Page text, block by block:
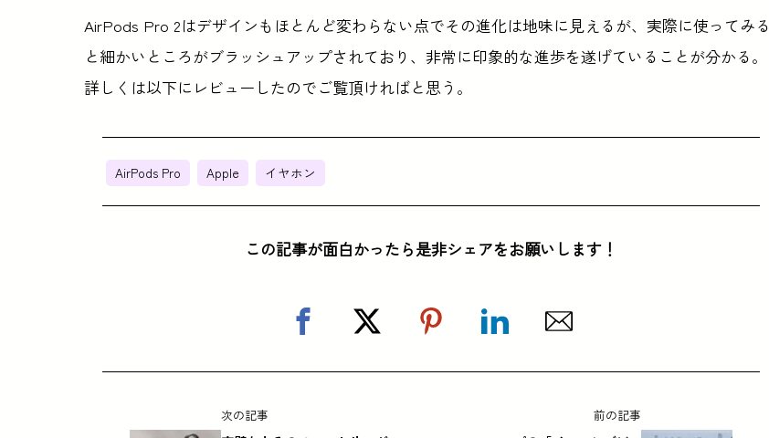
AirPods Pro 2はデザインもほとんど変わらない点でその進化は地味に見えるが、実際に使ってみる
と細かいところがブラッシュアップされており、非常に印象的な進歩を遂げていることが分かる。
詳しくは以下にレビューしたのでご覧頂ければと思う。
AirPods Pro Apple イヤホン
この記事が面白かったら是非シェアをお願いします！
次の記事 前の記事